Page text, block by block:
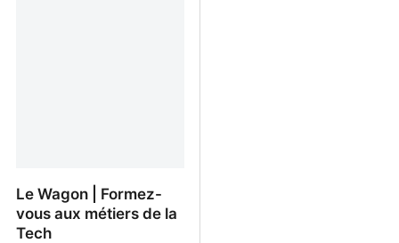
Le Wagon | Formez-
vous aux métiers de la
Tech